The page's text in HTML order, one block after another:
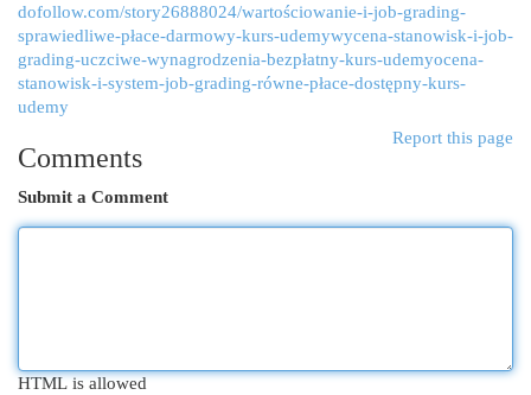
dofollow.com/story26888024/wartościowanie-i-job-grading-
sprawiedliwe-płace-darmowy-kurs-udemywycena-stanowisk-i-job-
grading-uczciwe-wynagrodzenia-bezpłatny-kurs-udemyocena-
stanowisk-i-system-job-grading-równe-płace-dostępny-kurs-
udemy
Report this page
Comments
Submit a Comment
HTML is allowed